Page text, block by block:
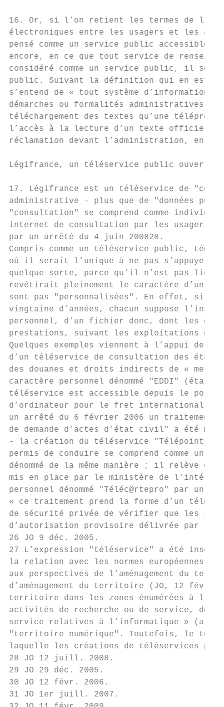
16. Or, si l’on retient les termes de
électroniques entre les usagers et les
pensé comme un service public
encore, en ce que tout service de
considéré comme un service public, il
public. Suivant la définition qui en est
s’entend de « tout système d’information
démarches ou formalités administratives
téléchargement des textes qu’une
l’accès à la lecture d’un texte officiel,
réclamation devant l’administration, en
Légifrance, un téléservice public ouvert à
17. Légifrance est un téléservice de
administrative - plus que de "données
"consultation" se comprend comme
internet de consultation par les usagers
par un arrêté du 4 juin 200828.
Compris comme un téléservice public,
où il serait l’unique à ne pas s’appuyer
quelque sorte, parce qu’il n’est pas lié à
revêtirait pleinement le caractère d’un
sont pas "personnalisées". En effet, si
vingtaine d’années, chacun suppose
personnel, d’un fichier donc, dont les
prestations, suivant les exploitations qui
Quelques exemples viennent à l’appui de
d’un téléservice de consultation des
des douanes et droits indirects de «
caractère personnel dénommé "EDDI"
téléservice est accessible depuis le portail
d’ordinateur pour le fret international
un arrêté du 6 février 2006 un traitement
de demande d’actes d’état civil" a été
- la création du téléservice "Télépoints"
permis de conduire se comprend comme un
dénommé de la même manière ; il relève
mis en place par le ministère de
personnel dénommé "Téléc@rtepro" par
« ce traitement prend la forme d’un
de sécurité privée de vérifier que les
d’autorisation provisoire délivrée par le
26 JO 9 déc. 2005.
27 L’expression "téléservice" a été
la relation avec les normes européennes
aux perspectives de l’aménagement du
d’aménagement du territoire (JO, 12 févr.
territoire dans les zones énumérées à
activités de recherche ou de service, de
service relatives à l’informatique » (art.
"territoire numérique". Toutefois, le
laquelle les créations de téléservices
28 JO 12 juill. 2008.
29 JO 29 déc. 2005.
30 JO 12 févr. 2006.
31 JO 1er juill. 2007.